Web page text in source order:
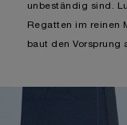
unbeständig sind.
Regatten im reinen
baut den Vorsprung